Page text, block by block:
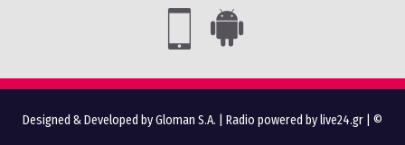
Designed & Developed by Gloman S.A. Radio powered by live24.gr | ©